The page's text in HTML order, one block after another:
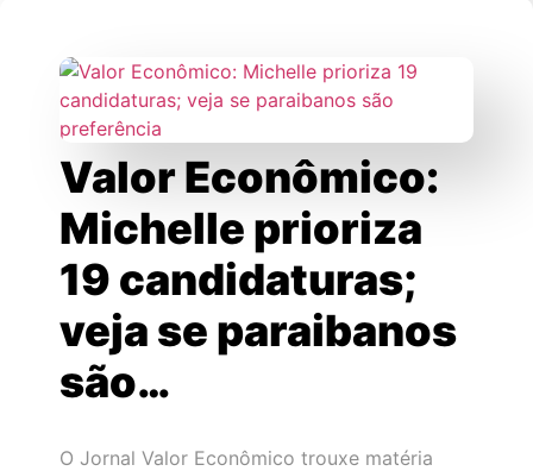
Valor Econômico:
Michelle prioriza
19 candidaturas;
veja se paraibanos
são…
O Jornal Valor Econômico trouxe matéria